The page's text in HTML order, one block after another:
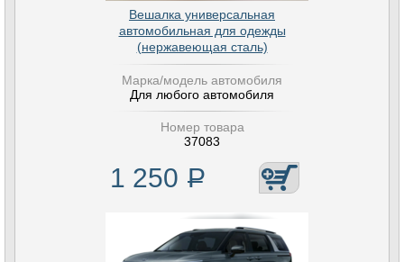
Вешалка универсальная
автомобильная для одежды
(нержавеющая сталь)
Марка/модель автомобиля
Для любого автомобиля
Номер товара
37083
1 250 Р